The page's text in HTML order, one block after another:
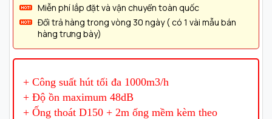
Miễn phí lắp đặt và vận chuyển toàn quốc
Đổi trả hàng trong vòng 30 ngày ( có 1 vài mẫu bán
hàng trưng bày)
+ Công suất hút tối đa 1000m3/h
+ Độ ồn maximum 48dB
+ Ống thoát D150 + 2m ống mềm kèm theo